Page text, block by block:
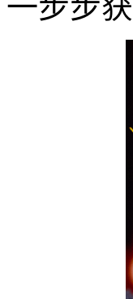
一步步